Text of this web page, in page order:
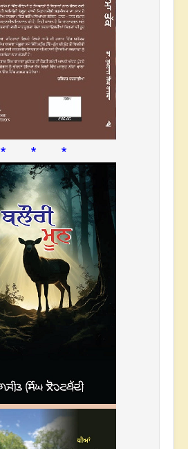
* * *